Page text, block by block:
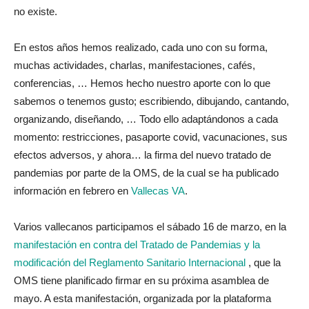
no existe.
En estos años hemos realizado, cada uno con su forma,
muchas actividades, charlas, manifestaciones, cafés,
conferencias, … Hemos hecho nuestro aporte con lo que
sabemos o tenemos gusto; escribiendo, dibujando, cantando,
organizando, diseñando, … Todo ello adaptándonos a cada
momento: restricciones, pasaporte covid, vacunaciones, sus
efectos adversos, y ahora… la firma del nuevo tratado de
pandemias por parte de la OMS, de la cual se ha publicado
información en febrero en Vallecas VA.
Varios vallecanos participamos el sábado 16 de marzo, en la
manifestación en contra del Tratado de Pandemias y la
modificación del Reglamento Sanitario Internacional , que la
OMS tiene planificado firmar en su próxima asamblea de
mayo. A esta manifestación, organizada por la plataforma